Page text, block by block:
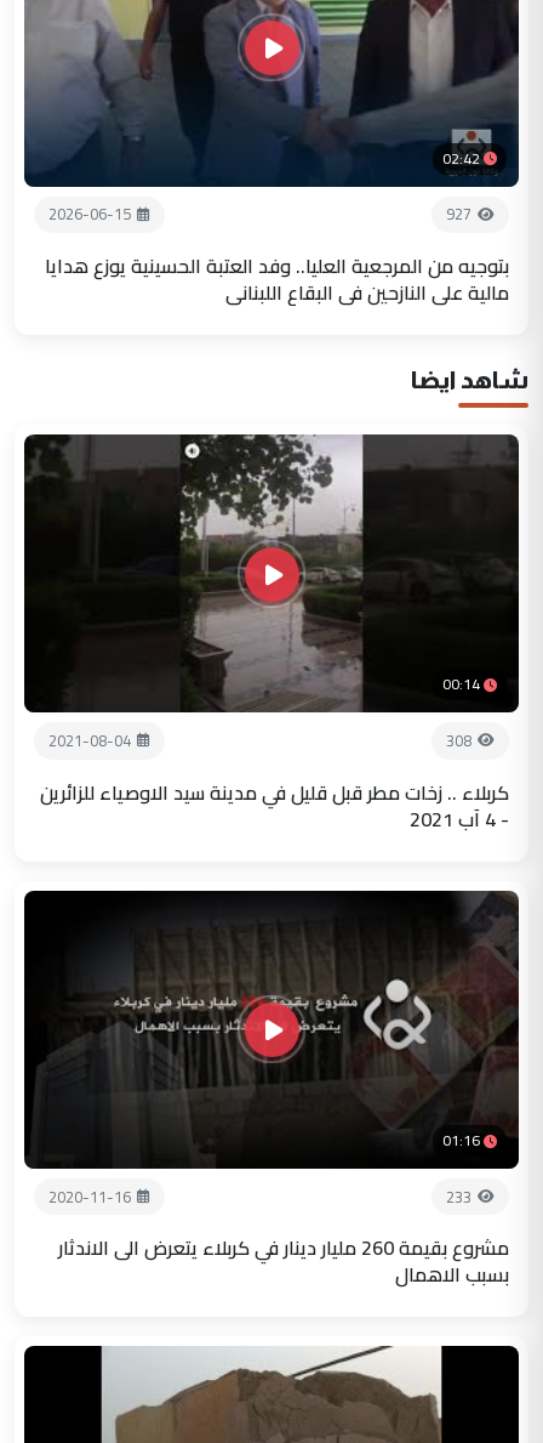
02:42
927
2026-06-15
بتوجيه من المرجعية العليا.. وفد العتبة الحسينية يوزع هدايا
مالية على النازحين في البقاع اللبناني
شاهد ايضا
00:14
308
2021-08-04
كربلاء .. زخات مطر قبل قليل في مدينة سيد الاوصياء للزائرين
- 4 آب 2021
01:16
233
2020-11-16
مشروع بقيمة 260 مليار دينار في كربلاء يتعرض الى الاندثار
بسبب الاهمال